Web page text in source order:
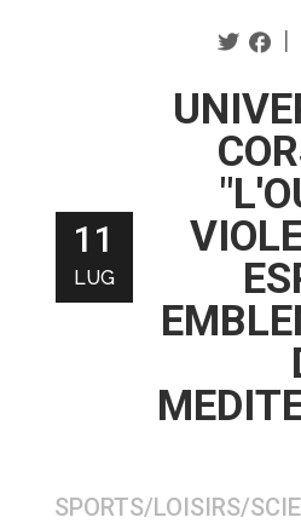
|
11
LUG
SPORTS/LOISIRS/